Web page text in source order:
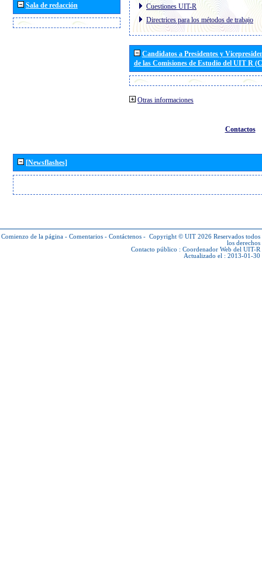
Sala de redacción
Cuestiones UIT-R
Directrices para los métodos de trabajo
Candidatos a Presidentes y
de las Comisiones de Estudio del UIT R
Otras informaciones
Contactos
[Newsflashes]
Comienzo de la página - Comentarios - Contáctenos - Copyright © UIT 2026 Reservados todos
los derechos
Contacto público : Coordenador Web del UIT-R
Actualizado el : 2013-01-30